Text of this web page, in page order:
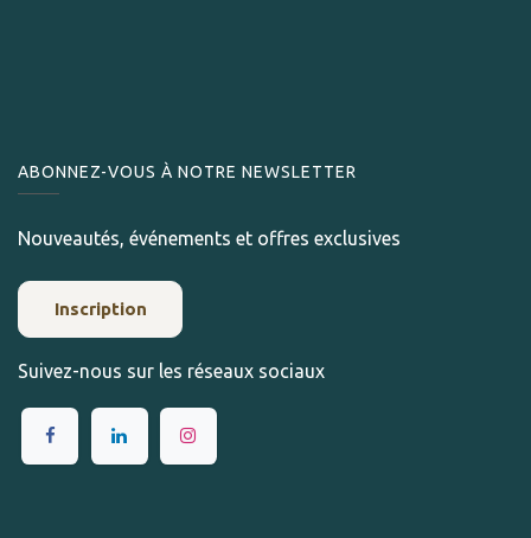
ABONNEZ-VOUS À NOTRE NEWSLETTER
Nouveautés, événements et offres exclusives
Inscription
Suivez-nous sur les réseaux sociaux